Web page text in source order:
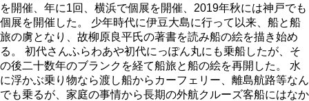
を開催、年に1回、横浜で個展を開催、2019年秋には神戸でも
個展を開催した。 少年時代に伊豆大島に行って以来、船と船
旅の虜となり、故柳原良平氏の著書を読み船の絵を描き始め
る。 初代さんふらわあや初代にっぽん丸にも乗船したが、そ
の後二十数年のブランクを経て船旅と船の絵を再開した。 水
に浮かぶ乗り物なら渡し船からカーフェリー、離島航路等なん
でも乗るが、家庭の事情から長期の外航クルーズ客船にはなか